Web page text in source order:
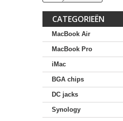
CATEGORIEËN
MacBook Air
MacBook Pro
iMac
BGA chips
DC jacks
Synology